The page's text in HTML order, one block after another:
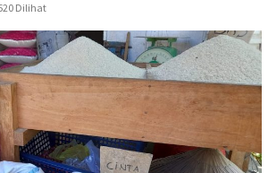
Dilihat